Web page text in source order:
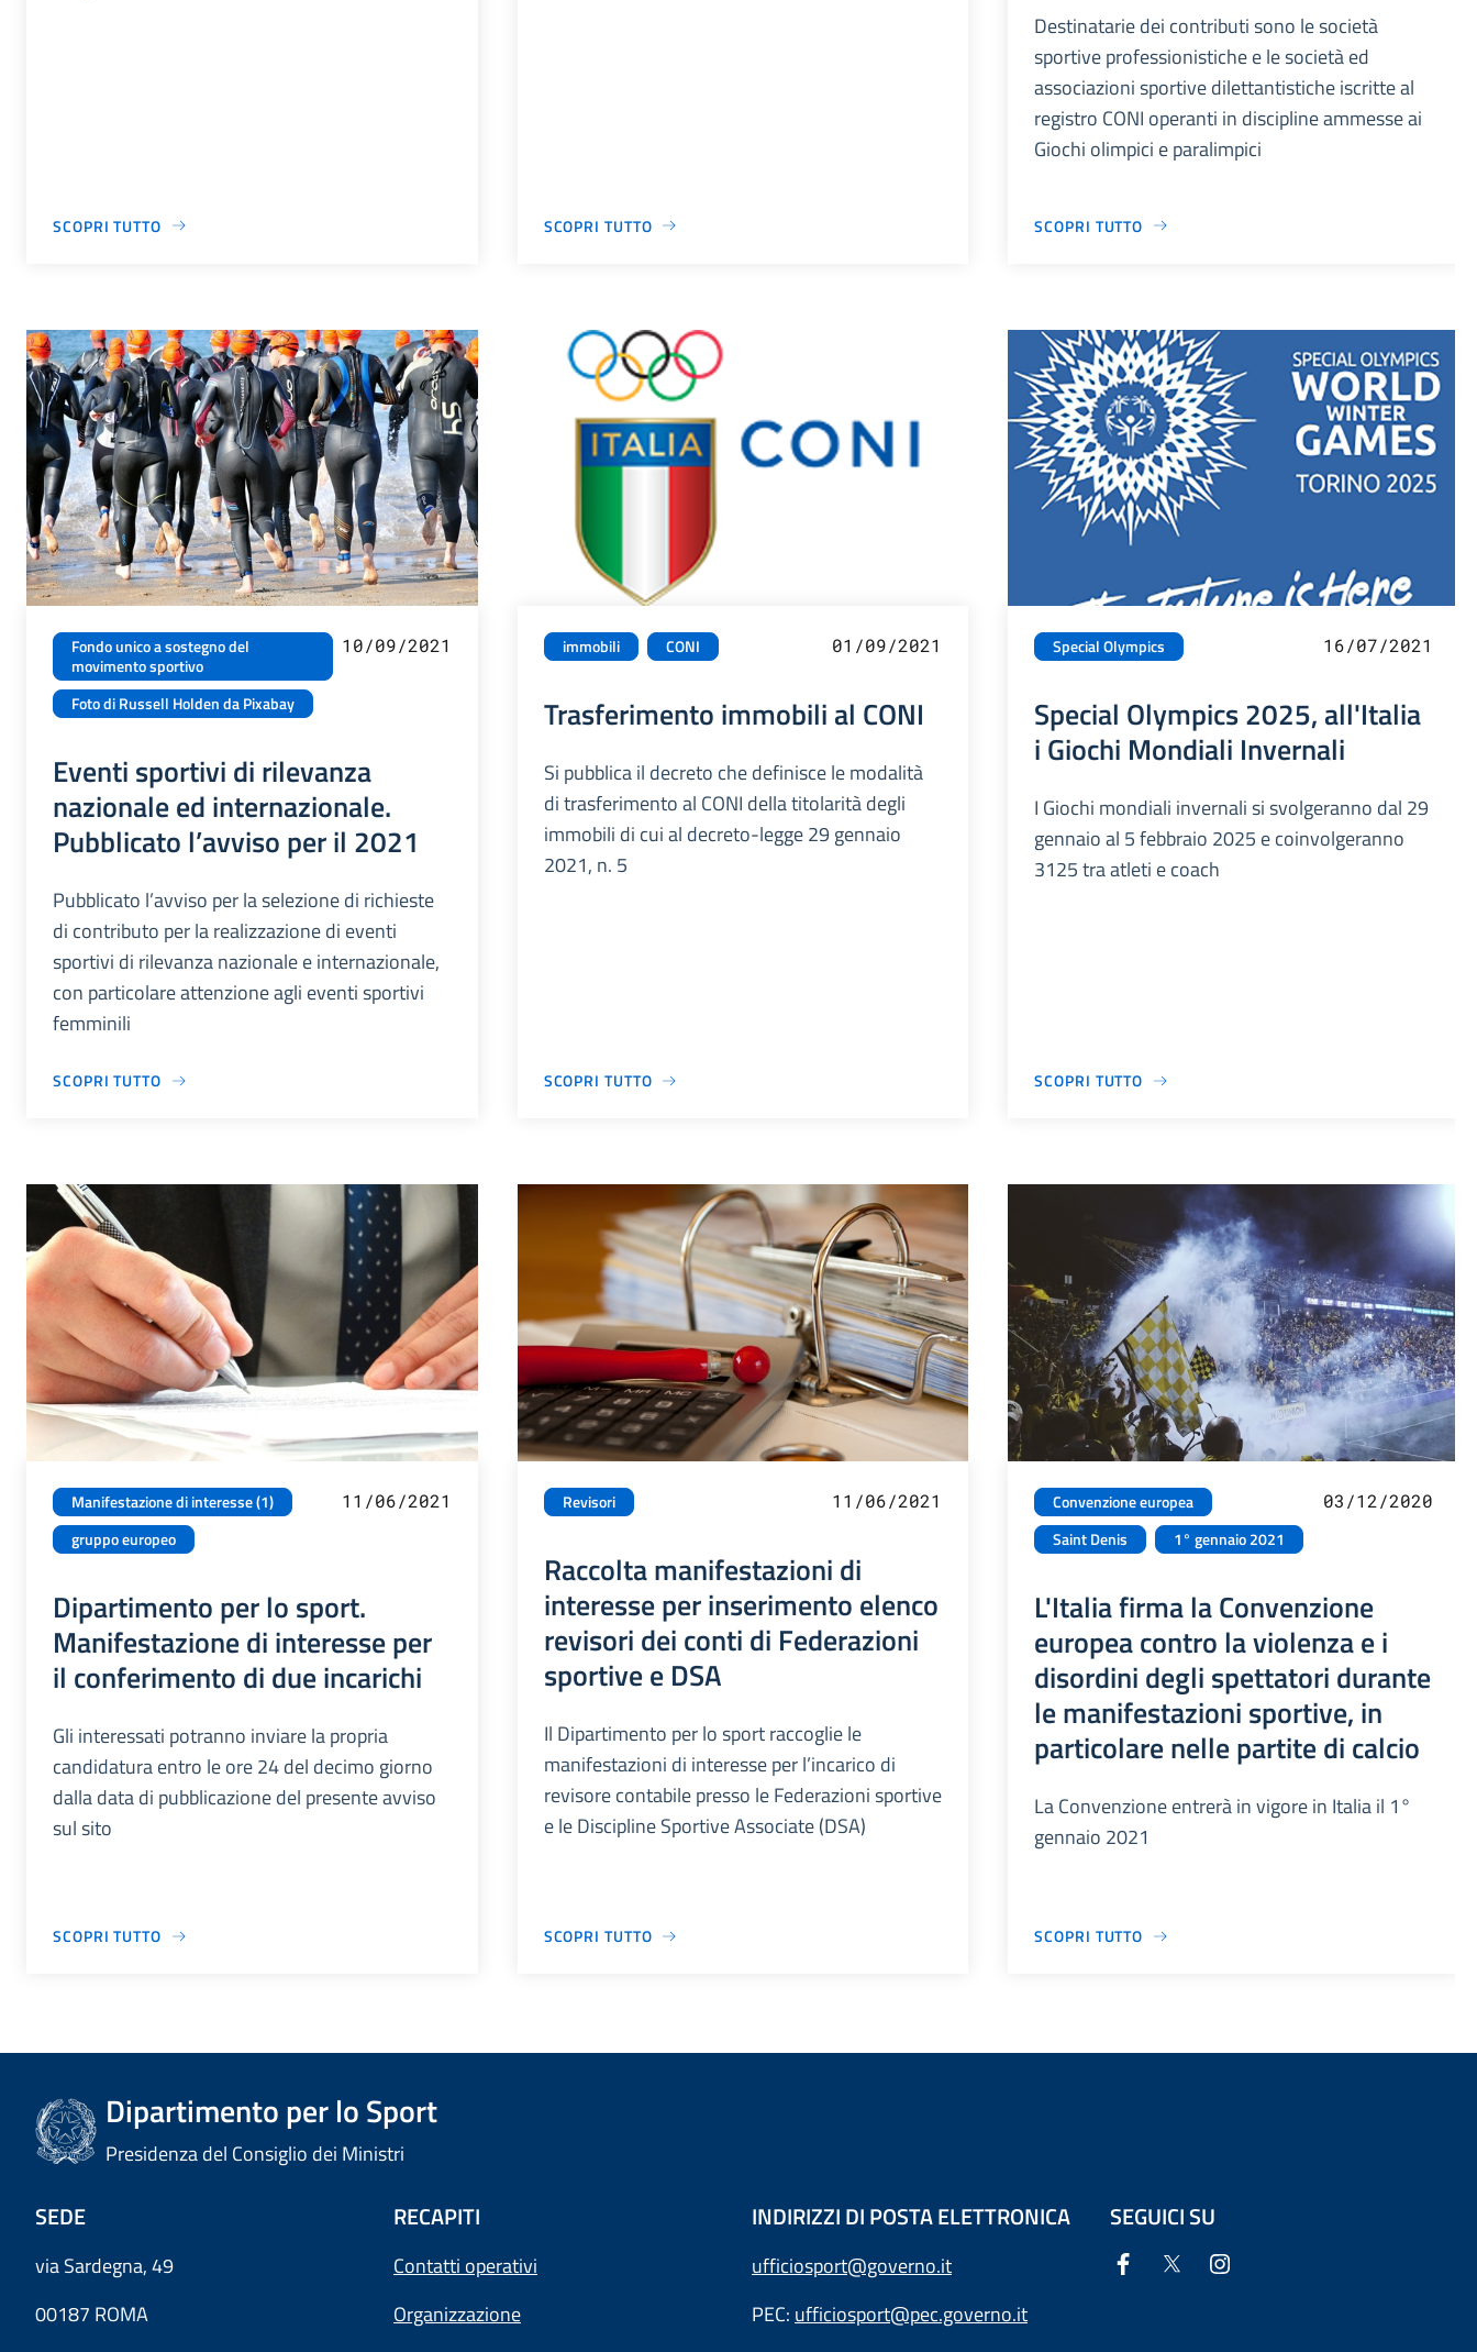
SCOPRI TUTTO SCOPRI TUTTO
Destinatarie dei contributi sono le società
sportive professionistiche e le società ed
associazioni sportive dilettantistiche iscritte al
registro CONI operanti in discipline ammesse ai
Giochi olimpici e paralimpici
SCOPRI TUTTO
Fondo unico a sostegno del
movimento sportivo
Foto di Russell Holden da Pixabay
10/09/2021
Eventi sportivi di rilevanza
nazionale ed internazionale.
Pubblicato l’avviso per il 2021
Pubblicato l’avviso per la selezione di richieste
di contributo per la realizzazione di eventi
sportivi di rilevanza nazionale e internazionale,
con particolare attenzione agli eventi sportivi
femminili
SCOPRI TUTTO
immobili CONI 01/09/2021
Trasferimento immobili al CONI
Si pubblica il decreto che definisce le modalità
di trasferimento al CONI della titolarità degli
immobili di cui al decreto-legge 29 gennaio
2021, n. 5
SCOPRI TUTTO
Special Olympics 16/07/2021
Special Olympics 2025, all'Italia
i Giochi Mondiali Invernali
I Giochi mondiali invernali si svolgeranno dal 29
gennaio al 5 febbraio 2025 e coinvolgeranno
3125 tra atleti e coach
SCOPRI TUTTO
Manifestazione di interesse (1)
gruppo europeo
11/06/2021
Dipartimento per lo sport.
Manifestazione di interesse per
il conferimento di due incarichi
Gli interessati potranno inviare la propria
candidatura entro le ore 24 del decimo giorno
dalla data di pubblicazione del presente avviso
sul sito
SCOPRI TUTTO
Revisori 11/06/2021
Raccolta manifestazioni di
interesse per inserimento elenco
revisori dei conti di Federazioni
sportive e DSA
Il Dipartimento per lo sport raccoglie le
manifestazioni di interesse per l’incarico di
revisore contabile presso le Federazioni sportive
e le Discipline Sportive Associate (DSA)
SCOPRI TUTTO
Convenzione europea
Saint Denis
1° gennaio 2021
03/12/2020
L'Italia firma la Convenzione
europea contro la violenza e i
disordini degli spettatori durante
le manifestazioni sportive, in
particolare nelle partite di calcio
La Convenzione entrerà in vigore in Italia il 1°
gennaio 2021
SCOPRI TUTTO
Dipartimento per lo Sport
Presidenza del Consiglio dei Ministri
SEDE
via Sardegna, 49
00187 ROMA
RECAPITI
Contatti operativi
Organizzazione
INDIRIZZI DI POSTA ELETTRONICA
ufficiosport@governo.it
PEC: ufficiosport@pec.governo.it
SEGUICI SU